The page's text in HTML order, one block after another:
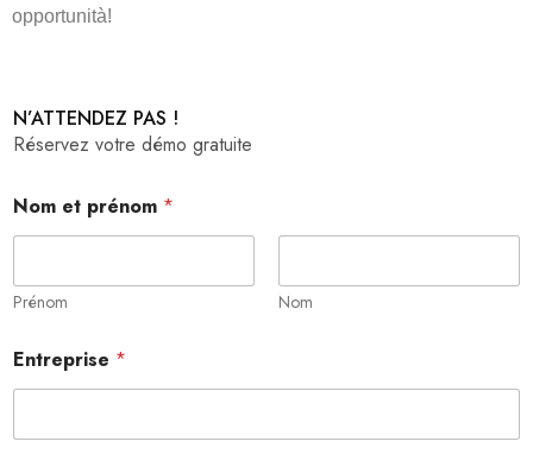
opportunità!
N’ATTENDEZ PAS !
Réservez votre démo gratuite
Nom et prénom *
Prénom Nom
Entreprise *